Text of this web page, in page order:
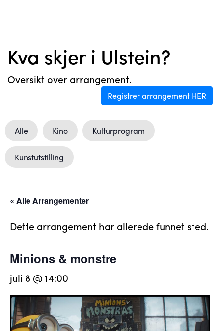
Kva skjer i Ulstein?
Oversikt over arrangement.
Registrer arrangement HER
Alle Kino Kulturprogram
Kunstutstilling
« Alle Arrangementer
Dette arrangement har allerede funnet sted.
Minions & monstre
juli 8 @ 14:00